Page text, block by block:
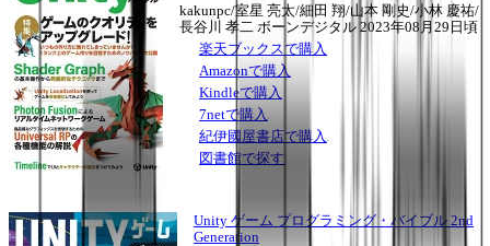
kakunpc/室星 亮太/細田 翔/山本 剛史/小林 慶祐/
長谷川 孝二 ボーンデジタル 2023年08月29日頃
楽天ブックスで購入
Amazonで購入
Kindleで購入
7netで購入
紀伊國屋書店で購入
図書館で探す
Unity ゲーム プログラミング・バイブル 2nd
Generation